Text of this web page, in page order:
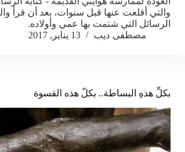
والتي أقلعت عنها قبل سنوات، بعد أن قرأ
الرسائل التي شتمت بها عمي وأولاده.
مصطفى ديب
13 يناير, 2017
بكلِّ هذهِ البساطة.. بكلّ هذه القسوة